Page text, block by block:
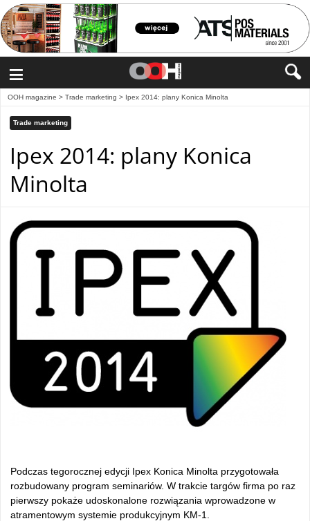
≡
OOH magazine > Trade marketing > Ipex 2014: plany Konica Minolta
Trade marketing
Ipex 2014: plany Konica
Minolta
Podczas tegorocznej edycji Ipex Konica Minolta przygotowała
rozbudowany program seminariów. W trakcie targów firma po raz
pierwszy pokaże udoskonalone rozwiązania wprowadzone w
atramentowym systemie produkcyjnym KM-1.